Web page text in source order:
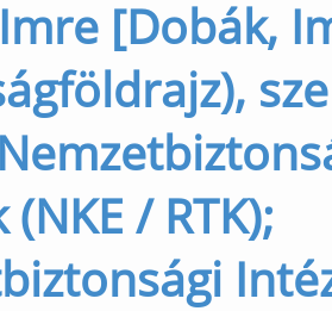
[Dobák,
/ RTK);